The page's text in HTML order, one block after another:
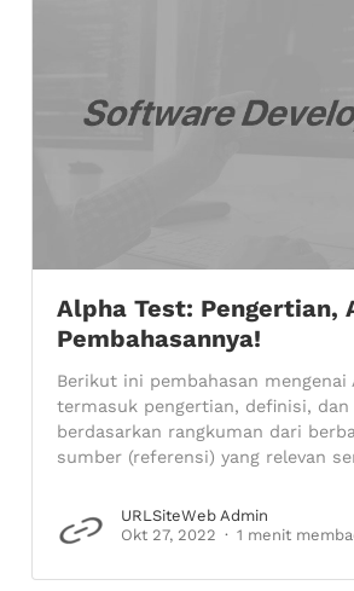
Alpha Test: Pengertian,
Pembahasannya!
Berikut ini pembahasan mengenai
termasuk pengertian, definisi, dan
berdasarkan rangkuman dari
sumber (referensi) yang relevan
URLSiteWeb Admin
Okt 27, 2022
1 menit